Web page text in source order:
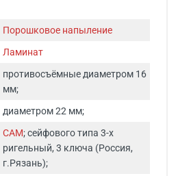
Порошковое напыление
Ламинат
противосъёмные диаметром 16
мм;
диаметром 22 мм;
САМ; сейфового типа 3-х
ригельный, 3 ключа (Россия,
г.Рязань);